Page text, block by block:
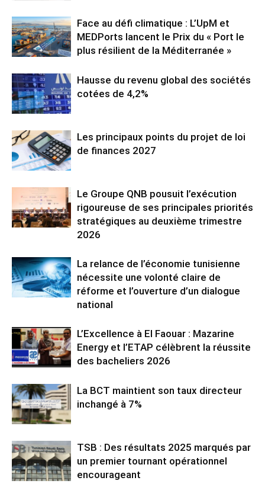
Face au défi climatique : L’UpM et
MEDPorts lancent le Prix du « Port le
plus résilient de la Méditerranée »
Hausse du revenu global des sociétés
cotées de 4,2%
Les principaux points du projet de loi
de finances 2027
Le Groupe QNB pousuit l’exécution
rigoureuse de ses principales priorités
stratégiques au deuxième trimestre
2026
La relance de l’économie tunisienne
nécessite une volonté claire de
réforme et l’ouverture d’un dialogue
national
L’Excellence à El Faouar : Mazarine
Energy et l’ETAP célèbrent la réussite
des bacheliers 2026
La BCT maintient son taux directeur
inchangé à 7%
TSB : Des résultats 2025 marqués par
un premier tournant opérationnel
encourageant